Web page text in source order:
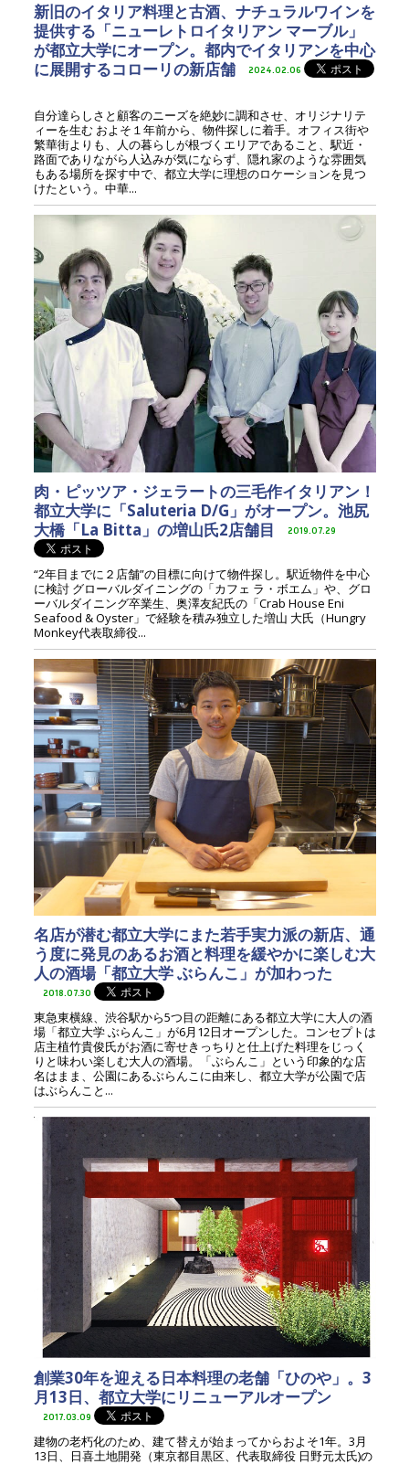
新旧のイタリア料理と古酒、ナチュラルワインを
提供する「ニューレトロイタリアン マーブル」
が都立大学にオープン。都内でイタリアンを中心
に展開するコローリの新店舗
2024.02.06
自分達らしさと顧客のニーズを絶妙に調和させ、オリジナリテ
ィーを生む およそ１年前から、物件探しに着手。オフィス街や
繁華街よりも、人の暮らしが根づくエリアであること、駅近・
路面でありながら人込みが気にならず、隠れ家のような雰囲気
もある場所を探す中で、都立大学に理想のロケーションを見つ
けたという。中華...
肉・ピッツア・ジェラートの三毛作イタリアン！
都立大学に「Saluteria D/G」がオープン。池尻
大橋「La Bitta」の増山氏2店舗目
2019.07.29
“2年目までに２店舗”の目標に向けて物件探し。駅近物件を中心
に検討 グローバルダイニングの「カフェ ラ・ボエム」や、グロ
ーバルダイニング卒業生、奥澤友紀氏の「Crab House Eni
Seafood & Oyster」で経験を積み独立した増山 大氏（Hungry
Monkey代表取締役...
名店が潜む都立大学にまた若手実力派の新店、通
う度に発見のあるお酒と料理を緩やかに楽しむ大
人の酒場「都立大学 ぶらんこ」が加わった
2018.07.30
東急東横線、渋谷駅から5つ目の距離にある都立大学に大人の酒
場「都立大学 ぶらんこ」が6月12日オープンした。コンセプトは
店主植竹貴俊氏がお酒に寄せきっちりと仕上げた料理をじっく
りと味わい楽しむ大人の酒場。「ぶらんこ」という印象的な店
名はまま、公園にあるぶらんこに由来し、都立大学が公園で店
はぶらんこと...
創業30年を迎える日本料理の老舗「ひのや」。3
月13日、都立大学にリニューアルオープン
2017.03.09
建物の老朽化のため、建て替えが始まってからおよそ1年。3月
13日、日喜土地開発（東京都目黒区、代表取締役 日野元太氏)の